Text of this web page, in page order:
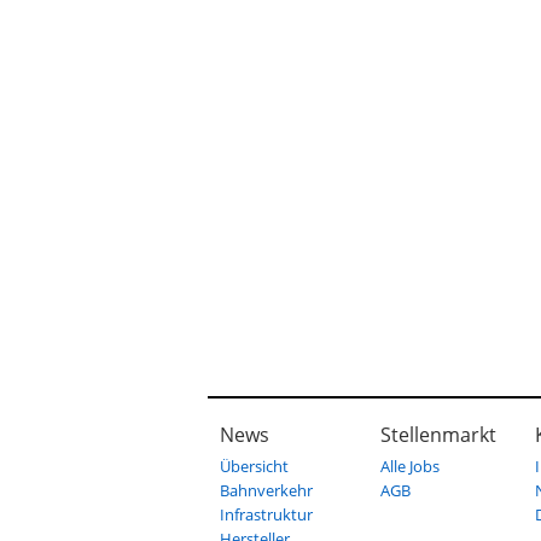
News
Übersicht
Bahnverkehr
Infrastruktur
Stellenmarkt
Alle Jobs
AGB